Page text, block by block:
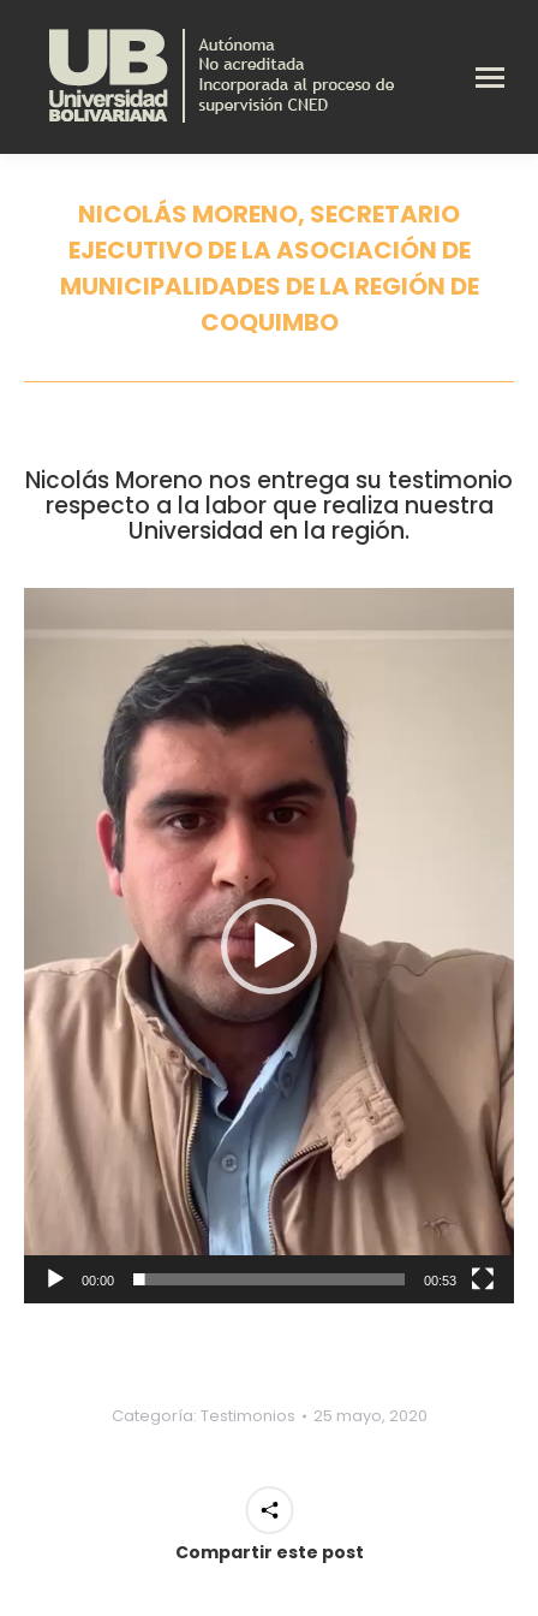
NICOLÁS MORENO, SECRETARIO
EJECUTIVO DE LA ASOCIACIÓN DE
MUNICIPALIDADES DE LA REGIÓN DE
COQUIMBO
Nicolás Moreno nos entrega su testimonio
respecto a la labor que realiza nuestra
Universidad en la región.
00:00 00:53
Categoría: Testimonios 25 mayo, 2020
Compartir este post